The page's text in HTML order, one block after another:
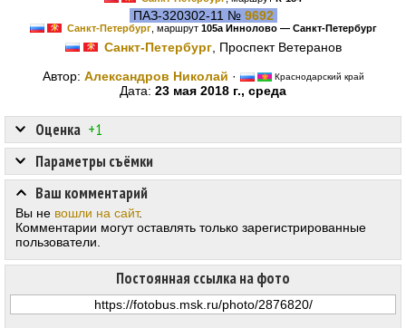
ПАЗ-320302-11 № 9692
Санкт-Петербург, маршрут 105а Иннолово — Санкт-Петербург
Санкт-Петербург, Проспект Ветеранов
Автор: Александров Николай · Краснодарский край
Дата: 23 мая 2018 г., среда
Оценка +1
Постоянная ссылка на фото
Параметры съёмки
Ваш комментарий
Вы не вошли на сайт.
Комментарии могут оставлять только зарегистрированные
пользователи.